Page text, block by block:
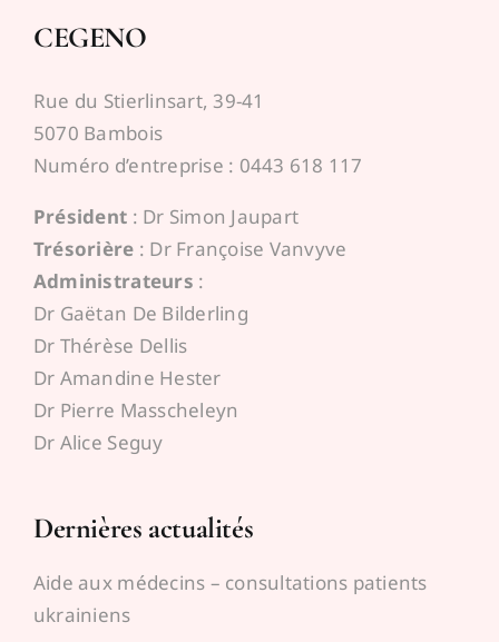
CEGENO
Rue du Stierlinsart, 39-41
5070 Bambois
Numéro d’entreprise : 0443 618 117
Président : Dr Simon Jaupart
Trésorière : Dr Françoise Vanvyve
Administrateurs :
Dr Gaëtan De Bilderling
Dr Thérèse Dellis
Dr Amandine Hester
Dr Pierre Masscheleyn
Dr Alice Seguy
Dernières actualités
Aide aux médecins – consultations patients
ukrainiens